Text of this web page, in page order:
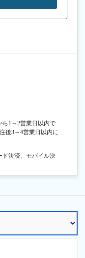
1～2営業日以内で
後3～4営業日以内に
ド決済、モバイル決